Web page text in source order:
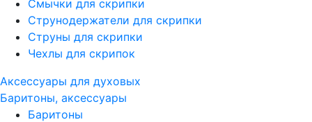
Смычки для скрипки
Струнодержатели для скрипки
Струны для скрипки
Чехлы для скрипок
Аксессуары для духовых
Баритоны, аксессуары
Баритоны